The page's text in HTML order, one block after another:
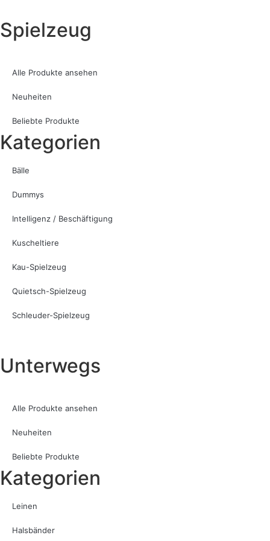
Spielzeug
Alle Produkte ansehen
Neuheiten
Beliebte Produkte
Kategorien
Bälle
Dummys
Intelligenz / Beschäftigung
Kuscheltiere
Kau-Spielzeug
Quietsch-Spielzeug
Schleuder-Spielzeug
Unterwegs
Alle Produkte ansehen
Neuheiten
Beliebte Produkte
Kategorien
Leinen
Halsbänder